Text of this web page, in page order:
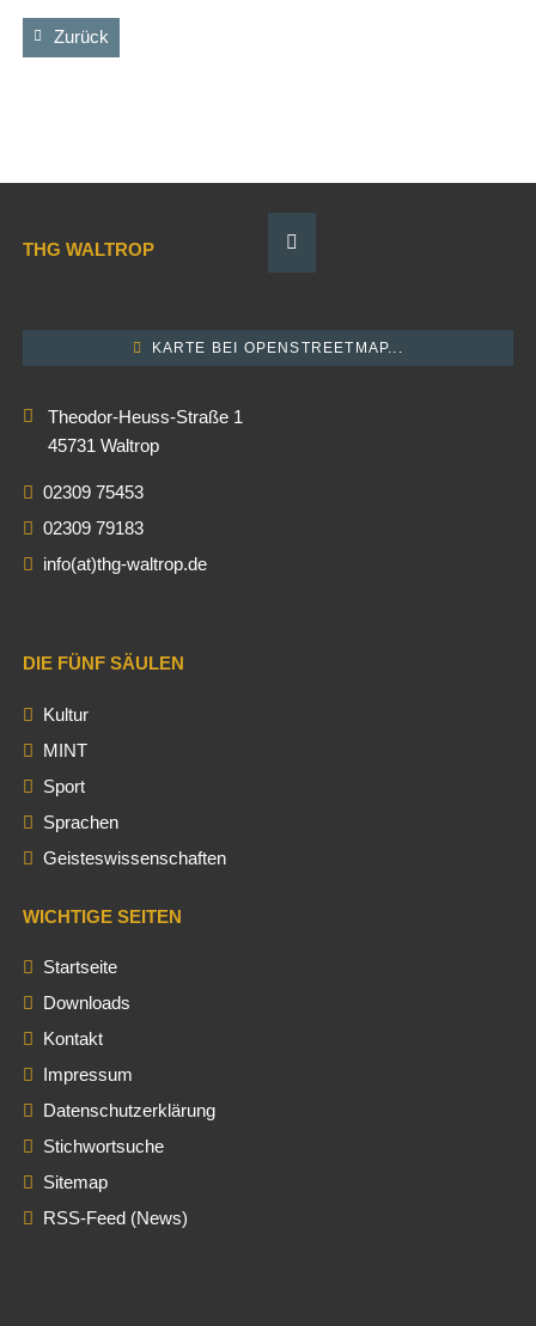
Zurück
THG WALTROP
KARTE BEI OPENSTREETMAP...
Theodor-Heuss-Straße 1
45731 Waltrop
02309 75453
02309 79183
info(at)thg-waltrop.de
DIE FÜNF SÄULEN
Kultur
MINT
Sport
Sprachen
Geisteswissenschaften
WICHTIGE SEITEN
Startseite
Downloads
Kontakt
Impressum
Datenschutzerklärung
Stichwortsuche
Sitemap
RSS-Feed (News)